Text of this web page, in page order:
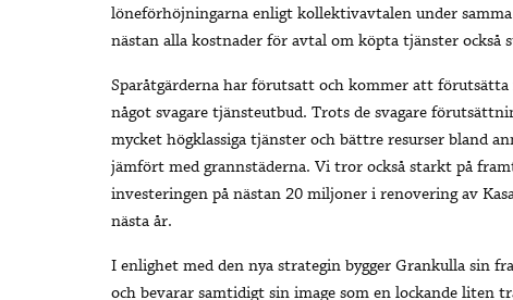
löneförhöjningarna enligt kollektivavtalen under
nästan alla kostnader för avtal om köpta tjänster
Sparåtgärderna har förutsatt och kommer att
något svagare tjänsteutbud. Trots de svagare
mycket högklassiga tjänster och bättre resurser bland
jämfört med grannstäderna. Vi tror också starkt på
investeringen på nästan 20 miljoner i renovering av
nästa år.
I enlighet med den nya strategin bygger Grankulla sin
och bevarar samtidigt sin image som en lockande liten